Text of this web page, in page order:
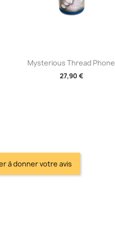
Aperçu rapide
Mysterious Thread Phone
27,90 €
à donner votre avis